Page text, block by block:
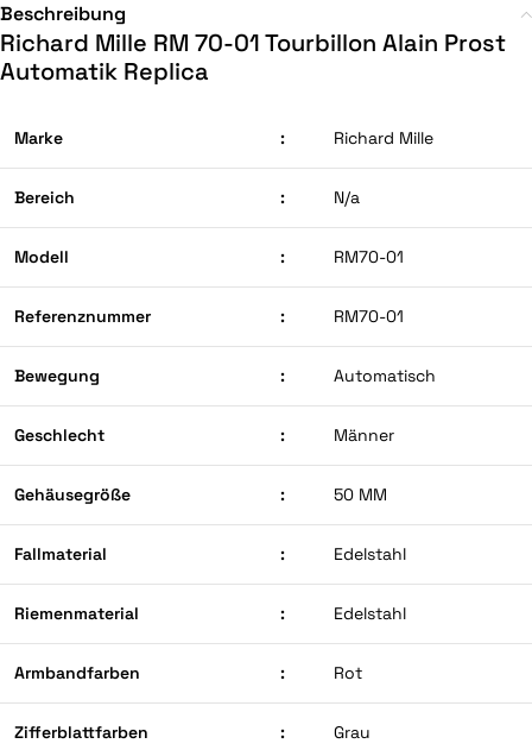
Beschreibung
Richard Mille RM 70-01 Tourbillon Alain Prost
Automatik Replica
Marke : Richard Mille
Bereich : N/a
Modell : RM70-01
Referenznummer : RM70-01
Bewegung : Automatisch
Geschlecht : Männer
Gehäusegröße : 50 MM
Fallmaterial : Edelstahl
Riemenmaterial : Edelstahl
Armbandfarben : Rot
Zifferblattfarben : Grau